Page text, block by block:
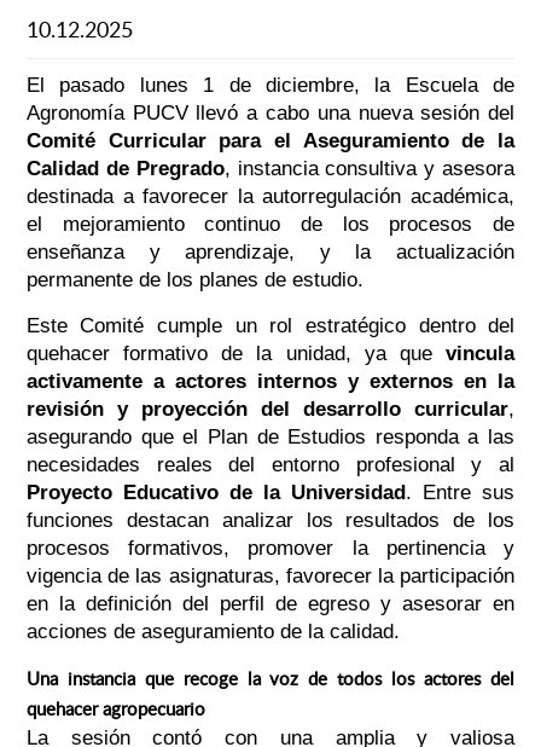
10.12.2025
El pasado lunes 1 de diciembre, la Escuela de
Agronomía PUCV llevó a cabo una nueva sesión del
Comité Curricular para el Aseguramiento de la
Calidad de Pregrado, instancia consultiva y asesora
destinada a favorecer la autorregulación académica,
el mejoramiento continuo de los procesos de
enseñanza y aprendizaje, y la actualización
permanente de los planes de estudio.
Este Comité cumple un rol estratégico dentro del
quehacer formativo de la unidad, ya quevincula
activamente a actores internos y externos en la
revisión y proyección del desarrollo curricular,
asegurando que el Plan de Estudios responda a las
necesidades reales del entorno profesional y al
Proyecto Educativo de la Universidad . Entre sus
funciones destacan analizar los resultados de los
procesos formativos, promover la pertinencia y
vigencia de las asignaturas, favorecer la participación
en la definición del perfil de egreso y asesorar en
acciones de aseguramiento de la calidad.
Una instancia que recoge la voz de todos los actores del
quehacer agropecuario
La sesión contó con una amplia y valiosa